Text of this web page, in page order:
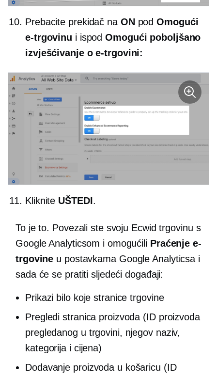
Prebacite prekidač na ONpodOmogući
e-trgovinu i ispodOmogući poboljšano
izvješćivanje o e-trgovini:
Kliknite UŠTEDI.
To je to. Povezali ste svoju Ecwid trgovinu s
Google Analyticsom i omogućili Praćenje e-
trgovine u postavkama Google Analyticsa i
sada će se pratiti sljedeći događaji:
Prikazi bilo koje stranice trgovine
Pregledi stranica proizvoda (ID proizvoda
pregledanog u trgovini, njegov naziv,
kategorija i cijena)
Dodavanje proizvoda u košaricu (ID